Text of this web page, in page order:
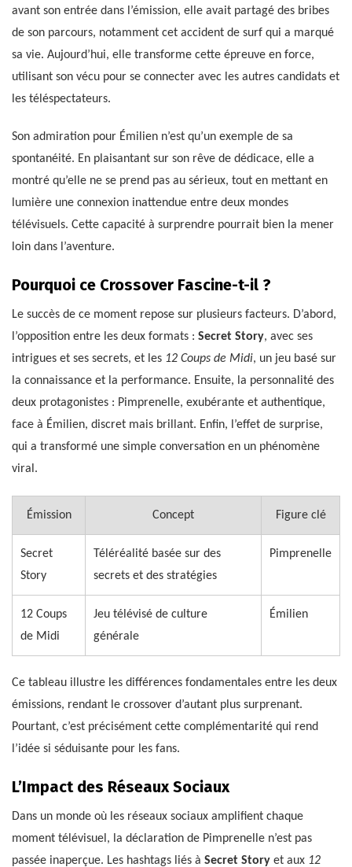
avant son entrée dans l’émission, elle avait partagé des bribes
de son parcours, notamment cet accident de surf qui a marqué
sa vie. Aujourd’hui, elle transforme cette épreuve en force,
utilisant son vécu pour se connecter avec les autres candidats et
les téléspectateurs.
Son admiration pour Émilien n’est qu’un exemple de sa
spontanéité. En plaisantant sur son rêve de dédicace, elle a
montré qu’elle ne se prend pas au sérieux, tout en mettant en
lumière une connexion inattendue entre deux mondes
télévisuels. Cette capacité à surprendre pourrait bien la mener
loin dans l’aventure.
Pourquoi ce Crossover Fascine-t-il ?
Le succès de ce moment repose sur plusieurs facteurs. D’abord,
l’opposition entre les deux formats : Secret Story, avec ses
intrigues et ses secrets, et les 12 Coups de Midi, un jeu basé sur
la connaissance et la performance. Ensuite, la personnalité des
deux protagonistes : Pimprenelle, exubérante et authentique,
face à Émilien, discret mais brillant. Enfin, l’effet de surprise,
qui a transformé une simple conversation en un phénomène
viral.
Émission Concept Figure clé
Secret
Story
Téléréalité basée sur des
secrets et des stratégies
Pimprenelle
12 Coups
de Midi
Jeu télévisé de culture
générale
Émilien
Ce tableau illustre les différences fondamentales entre les deux
émissions, rendant le crossover d’autant plus surprenant.
Pourtant, c’est précisément cette complémentarité qui rend
l’idée si séduisante pour les fans.
L’Impact des Réseaux Sociaux
Dans un monde où les réseaux sociaux amplifient chaque
moment télévisuel, la déclaration de Pimprenelle n’est pas
passée inaperçue. Les hashtags liés à Secret Story et aux 12